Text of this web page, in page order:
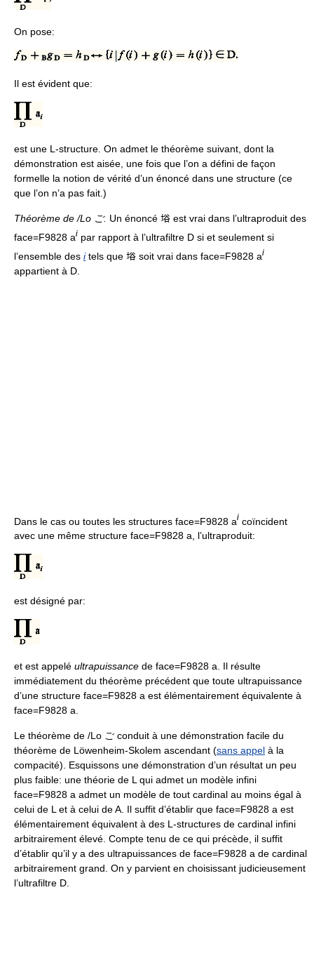
On pose:
Il est évident que:
est une L-structure. On admet le théorème suivant, dont la
démonstration est aisée, une fois que l’on a défini de façon
formelle la notion de vérité d’un énoncé dans une structure (ce
que l’on n’a pas fait.)
Théorème de /Lo ご. Un énoncé 﨏 est vrai dans l’ultraproduit des
face=F9828 ai par rapport à l’ultrafiltre D si et seulement si
l’ensemble des itels que 﨏 soit vrai dans face=F9828 ai
appartient à D.
Dans le cas ou toutes les structures face=F9828 ai coïncident
avec une même structure face=F9828 a, l’ultraproduit:
est désigné par:
et est appelé ultrapuissance de face=F9828 a. Il résulte
immédiatement du théorème précédent que toute ultrapuissance
d’une structure face=F9828 a est élémentairement équivalente à
face=F9828 a.
Le théorème de /Lo ご conduit à une démonstration facile du
théorème de Löwenheim-Skolem ascendant (sans appel à la
compacité). Esquissons une démonstration d’un résultat un peu
plus faible: une théorie de L qui admet un modèle infini
face=F9828 a admet un modèle de tout cardinal au moins égal à
celui de L et à celui de A. Il suffit d’établir que face=F9828 a est
élémentairement équivalent à des L-structures de cardinal infini
arbitrairement élevé. Compte tenu de ce qui précède, il suffit
d’établir qu’il y a des ultrapuissances de face=F9828 a de cardinal
arbitrairement grand. On y parvient en choisissant judicieusement
l’ultrafiltre D.